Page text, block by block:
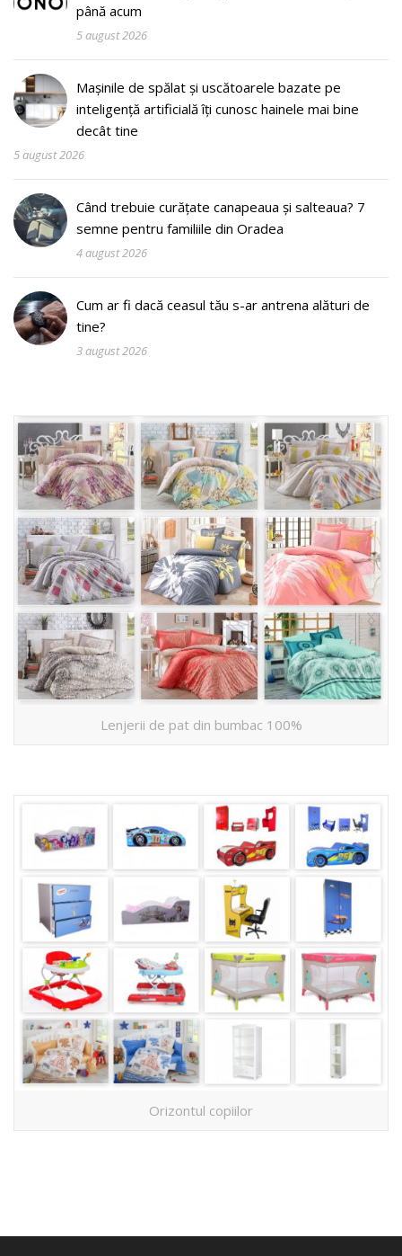
până acum
5 august 2026
Mașinile de spălat și uscătoarele bazate pe
inteligență artificială îți cunosc hainele mai bine
decât tine
5 august 2026
Când trebuie curățate canapeaua și salteaua? 7
semne pentru familiile din Oradea
4 august 2026
Cum ar fi dacă ceasul tău s-ar antrena alături de
tine?
3 august 2026
Lenjerii de pat din bumbac 100%
Orizontul copiilor